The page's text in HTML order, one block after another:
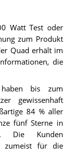
WattTest oder
zum Produkt
Quad erhält im
die
haben bis zum
gewissenhaft
84 % aller
fünf Sterne in
Die Kunden
zumeist für die